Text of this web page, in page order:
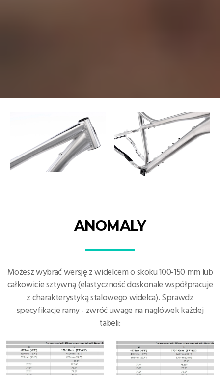
ANOMALY
Możesz wybrać wersję z widelcem o skoku 100-150 mm lub
całkowicie sztywną (elastyczność doskonale współpracuje
z charakterystyką stalowego widelca). Sprawdz
specyfikacje ramy - zwróć uwage na naglówek każdej
tabeli: